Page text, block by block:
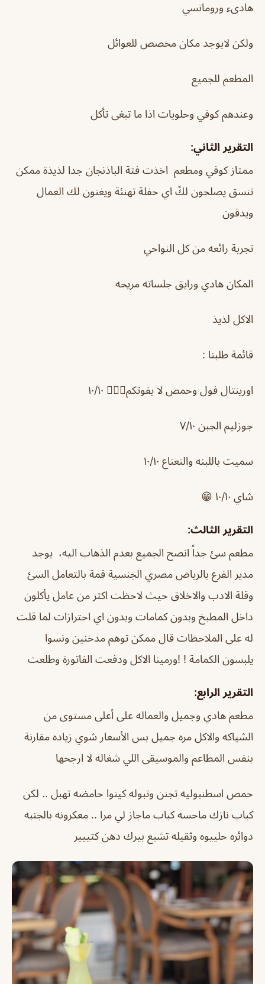
هادىء ورومانسي
ولكن لايوجد مكان مخصص للعوائل
المطعم للجميع
وعندهم كوفي وحلويات اذا ما تبغى تأكل
التقرير الثاني:
ممتاز كوفي ومطعم اخذت فتة الباذنجان جدا لذيذة ممكن
تنسق يصلحون لكً اي حفلة تهنئة ويغنون لك العمال
ويدقون
تجربة رائعه من كل النواحي
المكان هادي ورايق جلساته مريحه
الاكل لذيذ
قائمة طلبنا :
اورينتال فول وحمص لا يفوتكم👌🏼😩 ١٠/١٠
جوزليم الجبن ٧/١٠
سميت باللبنه والنعناع ١٠/١٠
شاي ١٠/١٠ 😁
التقرير الثالث:
مطعم سئ جداً انصح الجميع بعدم الذهاب اليه، يوجد
مدير الفرع بالرياض مصري الجنسية قمة بالتعامل السئ
وقلة الادب والاخلاق حيث لاحظت اكثر من عامل يأكلون
داخل المطبخ وبدون كمامات وبدون اي احترازات لما قلت
له على الملاحظات قال ممكن توهم مدخنين ونسوا
يلبسون الكمامة ! !ورمينا الاكل ودفعت الفاتورة وطلعت
التقرير الرابع:
مطعم هادي وجميل والعماله على أعلى مستوى من
الشياكه والاكل مره جميل بس الأسعار شوي زياده مقارنة
بنفس المطاعم والموسيقى اللي شغاله لا ارجحها
حمص اسطنبوليه تجنن وتبوله كينوا حامضه تهبل .. لكن
كباب نازك ماحسه كباب ماجاز لي مرا .. معكرونه بالجنبه
دوائره حلييوه وثقيله تشبع بيرك دهن كثييير